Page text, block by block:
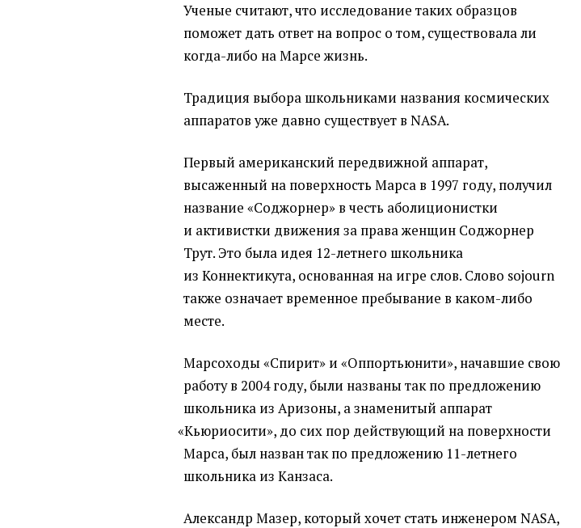
Ученые считают, что исследование таких образцов
поможет дать ответ на вопрос о том, существовала ли
когда-либо на Марсе жизнь.
Традиция выбора школьниками названия космических
аппаратов уже давно существует в NASA.
Первый американский передвижной аппарат,
высаженный на поверхность Марса в 1997 году, получил
название «Соджорнер» в честь аболиционистки
и активистки движения за права женщин Соджорнер
Трут. Это была идея 12-летнего школьника
из Коннектикута, основанная на игре слов. Слово sojourn
также означает временное пребывание в каком-либо
месте.
Марсоходы «Спирит» и «Оппортьюнити», начавшие свою
работу в 2004 году, были названы так по предложению
школьника из Аризоны, а знаменитый аппарат
«Кьюриосити», до сих пор действующий на поверхности
Марса, был назван так по предложению 11-летнего
школьника из Канзаса.
Александр Мазер, который хочет стать инженером NASA,